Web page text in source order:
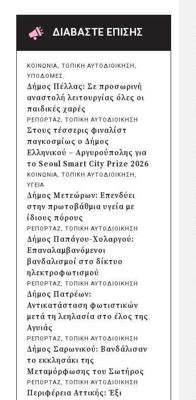
Περιφέρεια Κεντρικής
Μακεδονίας: Λύση για τη
μεταφορά 16.500 μαθητών
πριν από μία μέρα
Ενίσχυση του ΕΣΥ με 34 νέα
ασθενοφόρα από πόρους του
ΕΣΠΑ
πριν από μία μέρα
Δήμος Κασσάνδρας: Αίρεται η
σύσταση για μη χρήση νερού
στη Σίβηρη
πριν από μία μέρα
«Σπιτάκια Ανακύκλωσης»:
Αντιπαράθεση για τα 39,6 εκατ.
ευρώ που αφορούν φορείς της
Αυτοδιοίκησης
πριν από μία μέρα
Δήμος Χαϊδαρίου: Καθαρισμός
στο Άλσος Δαφνίου παρά την
έλλειψη αρμοδιότητας
πριν από μία μέρα
Δήμος Αμαρουσίου: Μεγάλες
παρεμβάσεις αναβάθμισης στα
σχολεία πριν τον Σεπτέμβριο
πριν από μία μέρα
Δήμος Ελληνικού-
Αργυρούπολης: Χρυσή διάκριση
στα Diversity, Equity &
Inclusion Awards 2026
πριν από μία μέρα
Δήμος Αθηναίων: Πάνω από
240 αντικείμενα
απομακρύνθηκαν από
κοινόχρηστους χώρους
ΔΙΑΒΑΣΤΕ ΕΠΙΣΗΣ
ΚΟΙΝΩΝΙΑ, ΤΟΠΙΚΗ ΑΥΤΟΔΙΟΙΚΗΣΗ
ΥΠΟΔΟΜΕΣ
Δήμος Πέλλας: Σε προσωρινή
αναστολή λειτουργίας όλες οι
παιδικές χαρές
ΡΕΠΟΡΤΑΖ, ΤΟΠΙΚΗ ΑΥΤΟΔΙΟΙΚΗΣΗ
Στους τέσσερις φιναλίστ
παγκοσμίως ο Δήμος
Ελληνικού – Αργυρούπολης για
το Seoul Smart City Prize 2026
ΚΟΙΝΩΝΙΑ, ΤΟΠΙΚΗ ΑΥΤΟΔΙΟΙΚΗΣΗ
ΥΓΕΙΑ
Δήμος Μετεώρων: Επενδύει
στην πρωτοβάθμια υγεία με
ίδιους πόρους
ΡΕΠΟΡΤΑΖ, ΤΟΠΙΚΗ ΑΥΤΟΔΙΟΙΚΗΣΗ
Δήμος Παπάγου-Χολαργού:
Επαναλαμβανόμενοι
βανδαλισμοί στο δίκτυο
ηλεκτροφωτισμού
ΡΕΠΟΡΤΑΖ, ΤΟΠΙΚΗ ΑΥΤΟΔΙΟΙΚΗΣΗ
Δήμος Πατρέων:
Αντικατάσταση φωτιστικών
μετά τη λεηλασία στο έλος της
Αγυιάς
ΡΕΠΟΡΤΑΖ, ΤΟΠΙΚΗ ΑΥΤΟΔΙΟΙΚΗΣΗ
Δήμος Σαρωνικού: Βανδάλισαν
το εκκλησάκι της
Μεταμόρφωσης του Σωτήρος
ΡΕΠΟΡΤΑΖ, ΤΟΠΙΚΗ ΑΥΤΟΔΙΟΙΚΗΣΗ
Περιφέρεια Αττικής: Έξι